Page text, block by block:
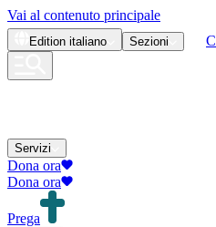
Vai al contenuto principale
Edition italiano Sezioni
Servizi
Dona ora
Dona ora
Prega